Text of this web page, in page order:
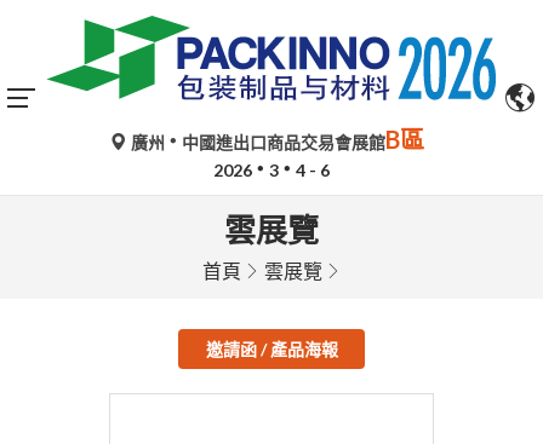
廣州 中國進出口商品交易會展館B區
2026 3 4 - 6
雲展覽
首頁 雲展覽
邀請函 / 產品海報